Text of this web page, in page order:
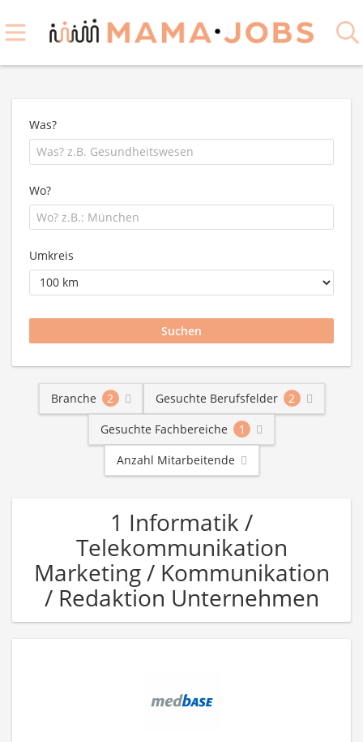
Was?
Wo?
Umkreis
Branche 2 Gesuchte Berufsfelder
2
Gesuchte Fachbereiche
1
Anzahl Mitarbeitende
1 Informatik /
Telekommunikation
Marketing / Kommunikation
/ Redaktion Unternehmen